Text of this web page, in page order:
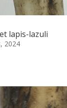
lapis-lazuli
2024